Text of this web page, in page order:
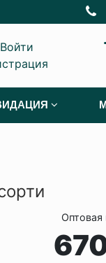
Войти
Оптовая